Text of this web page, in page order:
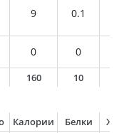
9 0.1
0 0
160 10
Калории Белки